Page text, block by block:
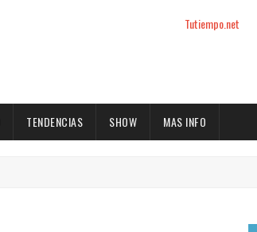
Tutiempo.net
TENDENCIAS SHOW MAS INFO